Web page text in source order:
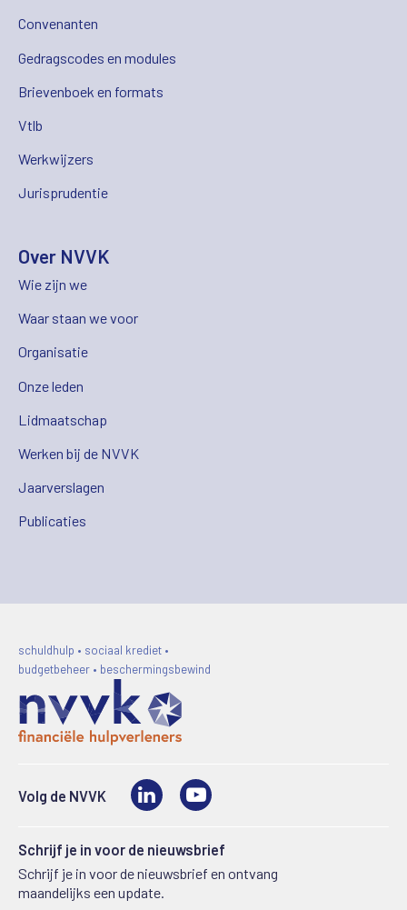
Convenanten
Gedragscodes en modules
Brievenboek en formats
Vtlb
Werkwijzers
Jurisprudentie
Over NVVK
Wie zijn we
Waar staan we voor
Organisatie
Onze leden
Lidmaatschap
Werken bij de NVVK
Jaarverslagen
Publicaties
schuldhulp • sociaal krediet •
budgetbeheer • beschermingsbewind
Volg de NVVK LinkedIn
Schrijf je in voor de nieuwsbrief
Schrijf je in voor de nieuwsbrief en ontvang
maandelijks een update.